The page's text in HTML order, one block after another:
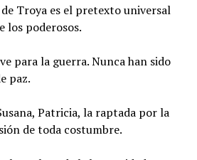
Troya es el pretexto universal
los poderosos.
para la guerra. Nunca han sido
paz.
Patricia, la raptada por la
de toda costumbre.